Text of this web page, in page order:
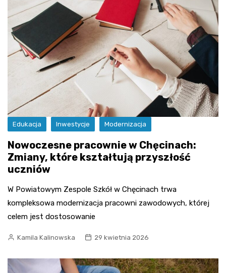
Edukacja Inwestycje Modernizacja
Nowoczesne pracownie w Chęcinach:
Zmiany, które kształtują przyszłość
uczniów
W Powiatowym Zespole Szkół w Chęcinach trwa
kompleksowa modernizacja pracowni zawodowych, której
celem jest dostosowanie
Kamila Kalinowska 29 kwietnia 2026